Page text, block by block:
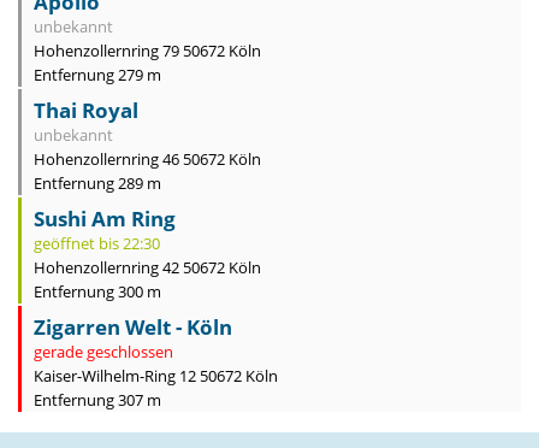
unbekannt
Hohenzollernring 79 50672 Köln
Entfernung 279 m
Thai Royal
unbekannt
Hohenzollernring 46 50672 Köln
Entfernung 289 m
Sushi Am Ring
geöffnet bis 22:30
Hohenzollernring 42 50672 Köln
Entfernung 300 m
Zigarren Welt - Köln
gerade geschlossen
Kaiser-Wilhelm-Ring 12 50672 Köln
Entfernung 307 m